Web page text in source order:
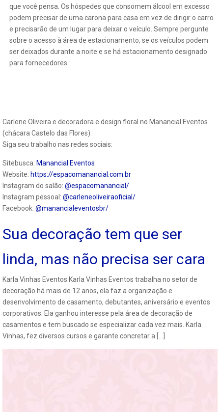
que você pensa. Os hóspedes que consomem álcool em excesso
podem precisar de uma carona para casa em vez de dirigir o carro
e precisarão de um lugar para deixar o veículo. Sempre pergunte
sobre o acesso à área de estacionamento, se os veículos podem
ser deixados durante a noite e se há estacionamento designado
para fornecedores.
Carlene Oliveira e decoradora e design floral no Manancial Eventos
(chácara Castelo das Flores).
Siga seu trabalho nas redes sociais:
Sitebusca: Manancial Eventos
Website: https://espacomanancial.com.br
Instagram do salão: @espacomanancial/
Instagram pessoal: @carleneoliveiraoficial/
Facebook: @manancialeventosbr/
Sua decoração tem que ser
linda, mas não precisa ser cara
Karla Vinhas Eventos Karla Vinhas Eventos trabalha no setor de
decoração há mais de 12 anos, ela faz a organização e
desenvolvimento de casamento, debutantes, aniversário e eventos
corporativos. Ela ganhou interesse pela área de decoração de
casamentos e tem buscado se especializar cada vez mais. Karla
Vinhas, fez diversos cursos e garante concretar a […]